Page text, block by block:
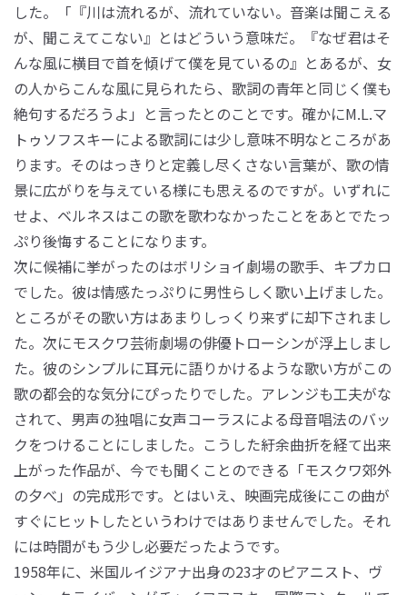
した。「『川は流れるが、流れていない。音楽は聞こえる
が、聞こえてこない』とはどういう意味だ。『なぜ君はそ
んな風に横目で首を傾げて僕を見ているの』とあるが、女
の人からこんな風に見られたら、歌詞の青年と同じく僕も
絶句するだろうよ」と言ったとのことです。確かにM.L.マ
トゥソフスキーによる歌詞には少し意味不明なところがあ
ります。そのはっきりと定義し尽くさない言葉が、歌の情
景に広がりを与えている様にも思えるのですが。いずれに
せよ、ベルネスはこの歌を歌わなかったことをあとでたっ
ぷり後悔することになります。
次に候補に挙がったのはボリショイ劇場の歌手、キプカロ
でした。彼は情感たっぷりに男性らしく歌い上げました。
ところがその歌い方はあまりしっくり来ずに却下されまし
た。次にモスクワ芸術劇場の俳優トローシンが浮上しまし
た。彼のシンプルに耳元に語りかけるような歌い方がこの
歌の都会的な気分にぴったりでした。アレンジも工夫がな
されて、男声の独唱に女声コーラスによる母音唱法のバッ
クをつけることにしました。こうした紆余曲折を経て出来
上がった作品が、今でも聞くことのできる「モスクワ郊外
の夕べ」の完成形です。とはいえ、映画完成後にこの曲が
すぐにヒットしたというわけではありませんでした。それ
には時間がもう少し必要だったようです。
1958年に、米国ルイジアナ出身の23才のピアニスト、ヴ